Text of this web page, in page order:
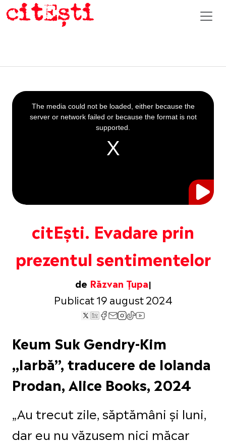
citEști. Evadare prin
prezentul sentimentelor
de Răzvan Țupa
Publicat 19 august 2024
This
is
a
The media could not be loaded, either because the
server or network failed or because the format is not
supported.
Keum Suk Gendry-Kim
„Iarbă”, traducere de Iolanda
Prodan, Alice Books, 2024
„Au trecut zile, săptămâni și luni,
dar eu nu văzusem nici măcar